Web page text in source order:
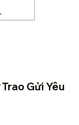
Gửi Yêu